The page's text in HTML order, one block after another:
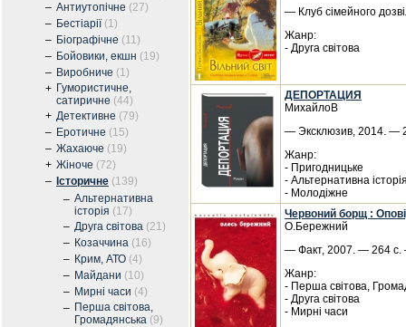
– Антиутопічне (27)
– Бестіарії (1)
– Біографічне (11)
– Бойовики, екшн (19)
– Виробниче (1)
+ Гумористичне,
сатиричне (44)
+ Детективне (79)
– Еротичне (15)
– Жахаюче (19)
+ Жіноче (72)
– Історичне (139)
– Альтернативна
історія (17)
– Друга світова (21)
– Козаччина (16)
– Крим, АТО (4)
– Майдани (10)
– Мирні часи (4)
– Перша світова,
Громадянська (9)
— Клуб сімейного
Жанр:
- Друга світова
ДЕПОРТАЦИЯ
МихайлоВ
— Эксклюзив, 2014. —
Жанр:
- Пригодницьке
- Альтернативна
- Молодіжне
Червоний борщ :
О.Бережний
— Факт, 2007. — 264 с.
Жанр:
- Перша світова,
- Друга світова
- Мирні часи